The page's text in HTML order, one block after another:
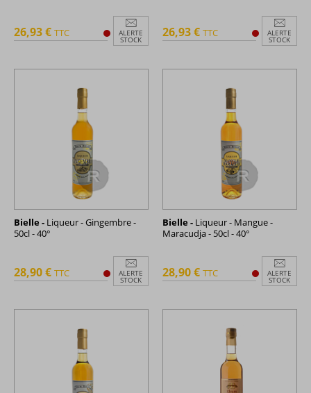
ALERTE
STOCK
26,93 € TTC ALERTE
STOCK
26,93 € TTC
Bielle - Liqueur - Gingembre -
50cl - 40°
ALERTE
STOCK
28,90 € TTC
Bielle - Liqueur - Mangue -
Maracudja - 50cl - 40°
ALERTE
STOCK
28,90 € TTC